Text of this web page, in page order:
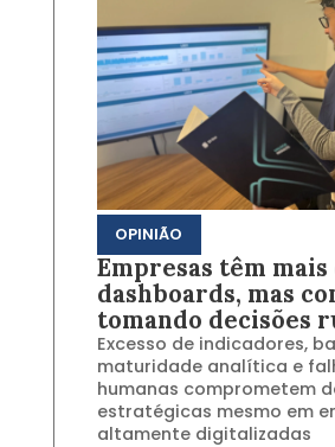
OPINIÃO
Empresas têm mais
dashboards, mas
tomando decisões
Excesso de indicadores,
maturidade analítica e
humanas comprometem
estratégicas mesmo em
altamente digitalizadas